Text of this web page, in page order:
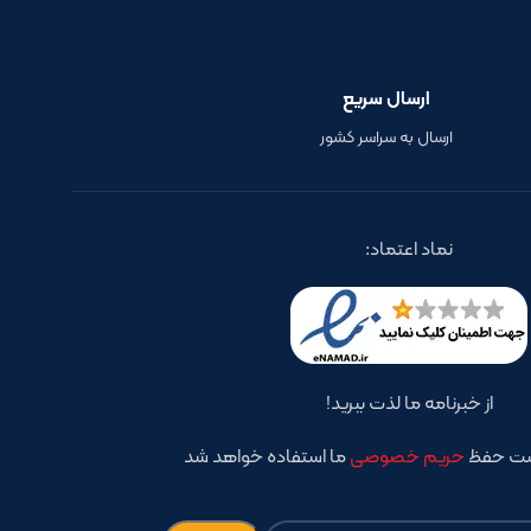
ارسال سریع
ارسال به سراسر کشور
نماد اعتماد:
از خبرنامه ما لذت ببرید!
حفظحریم خصوصیما استفاده خواهد شد